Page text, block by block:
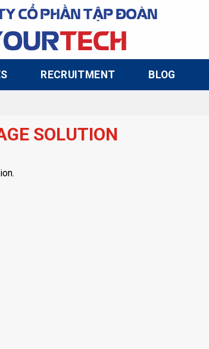
CỔ PHẦN TẬP ĐOÀN
TECH
RECRUITMENT BLOG
SOLUTION